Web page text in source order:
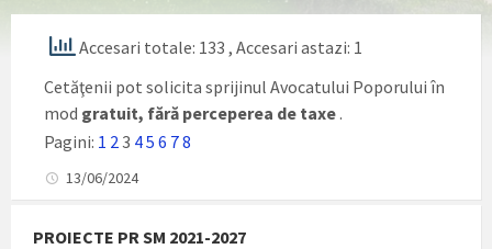
Accesari totale: 133 , Accesari astazi: 1
Cetăţenii pot solicita sprijinul Avocatului Poporului în
mod gratuit, fără perceperea de taxe .
Pagini: 1 2 3 45 6 78
13/06/2024
PROIECTE PR SM 2021-2027